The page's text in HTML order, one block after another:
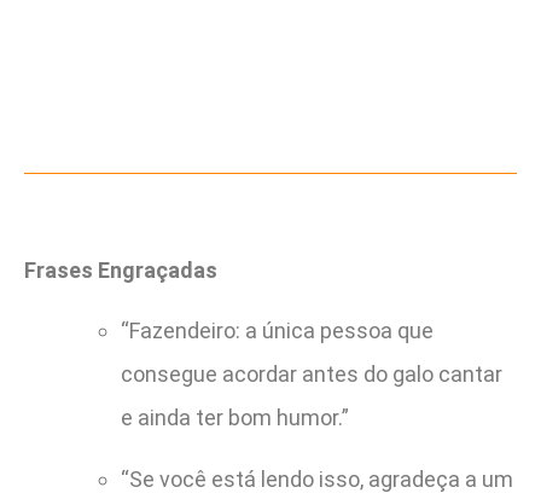
Frases Engraçadas
“Fazendeiro: a única pessoa que
consegue acordar antes do galo cantar
e ainda ter bom humor.”
“Se você está lendo isso, agradeça a um